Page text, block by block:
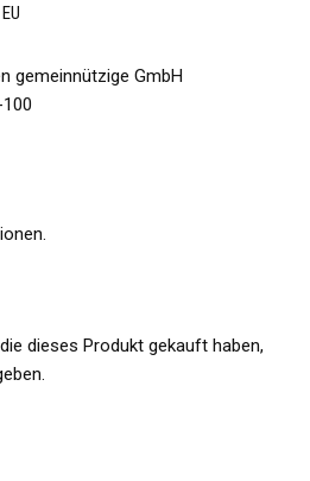
gemeinnützige GmbH
dieses Produkt gekauft haben,